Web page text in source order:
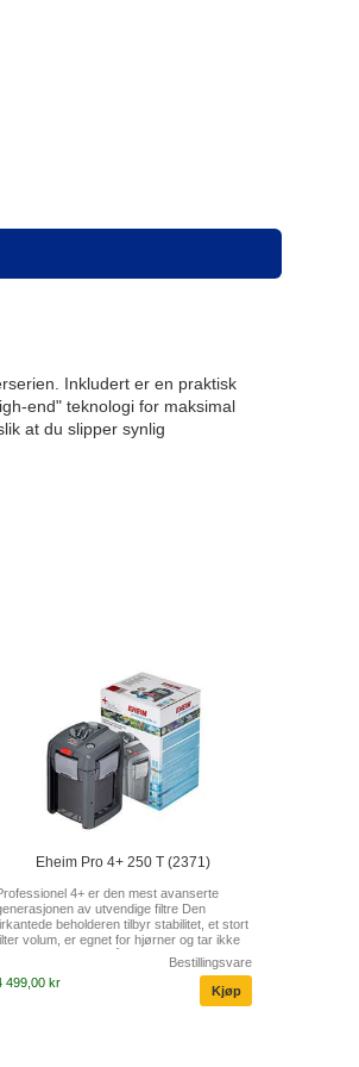
Inkludert er en praktisk
end" teknologi for maksimal
at du slipper synlig
Eheim Pro 4+ 250 T (2371)
4+ er den mest avanserte
av utvendige filtre Den
beholderen tilbyr stabilitet, et stort
volum, er egnet for hjørner og tar ikke
opp for mye plass. På grunn av den nye
Xtender funksjonen, kan intervallene mellom
av filteret forlenges. Selvsugende,
innebygget "self-priming" for enkel fylling av
Bestillingsvare
499,00 kr